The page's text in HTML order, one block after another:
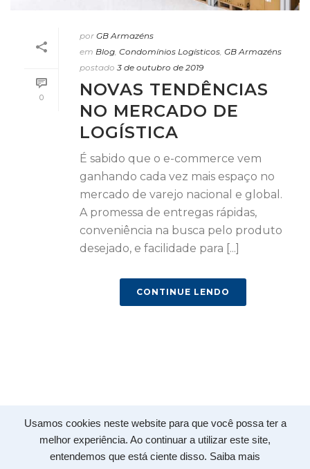
Usamos cookies neste website para que você possa ter a
melhor experiência. Ao continuar a utilizar este site,
entendemos que está ciente disso. Saiba mais
0
por GB Armazéns
em Blog Condomínios Logísticos GB Armazéns
postado 3 de outubro de 2019
NOVAS TENDÊNCIAS
NO MERCADO DE
LOGÍSTICA
É sabido que o e-commerce vem
ganhando cada vez mais espaço no
mercado de varejo nacional e global.
A promessa de entregas rápidas,
conveniência na busca pelo produto
desejado, e facilidade para [...]
CONTINUE LENDO
Copyright 2020 © -GB Armazéns- Todos os direitos
reservados